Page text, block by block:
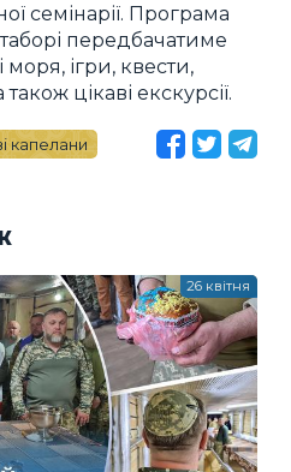
семінарії. Програма
передбачатиме
ігри, квести,
цікаві екскурсії.
капелани
26 квітня